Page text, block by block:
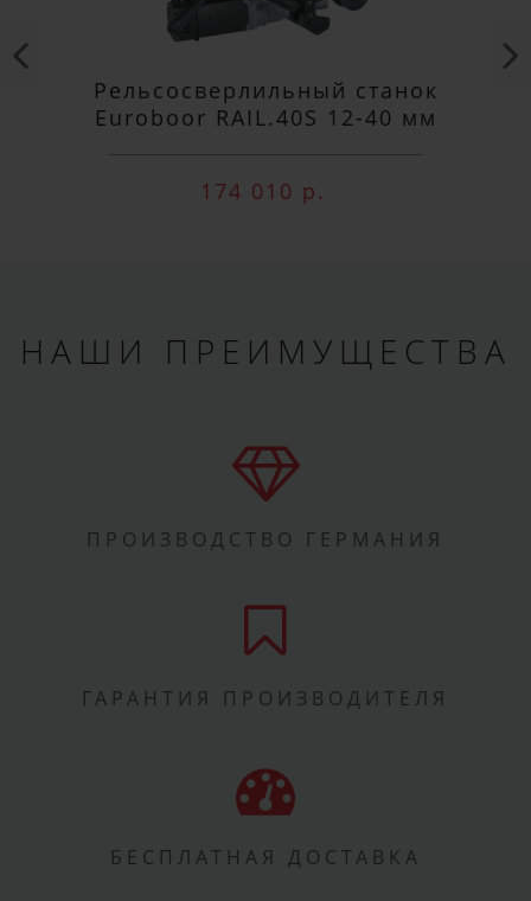
Рельсосверлильный станок
Euroboor RAIL.40S 12-40 мм
174 010 р.
НАШИ ПРЕИМУЩЕСТВА
ПРОИЗВОДСТВО ГЕРМАНИЯ
ГАРАНТИЯ ПРОИЗВОДИТЕЛЯ
БЕСПЛАТНАЯ ДОСТАВКА